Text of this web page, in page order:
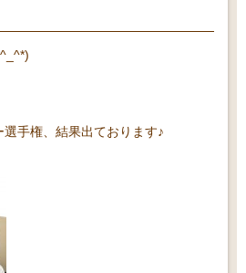
手権、結果出ております♪